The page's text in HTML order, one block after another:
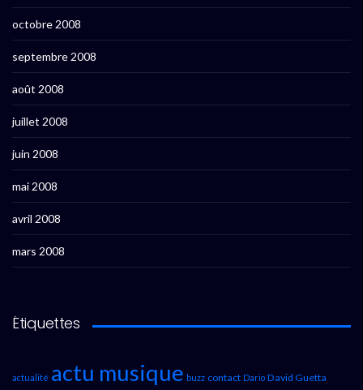
octobre 2008
septembre 2008
août 2008
juillet 2008
juin 2008
mai 2008
avril 2008
mars 2008
Étiquettes
actualité actu musique buzz contact Dario David Guetta